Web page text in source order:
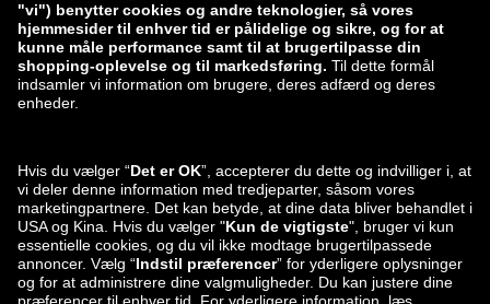
zalando-lounge.lt zalando-lounge.sk
zalando-lounge.ro zalando-lounge.hr
zalando-lounge.si
zalando-lounge.lv zalando-lounge.no
Du kan også